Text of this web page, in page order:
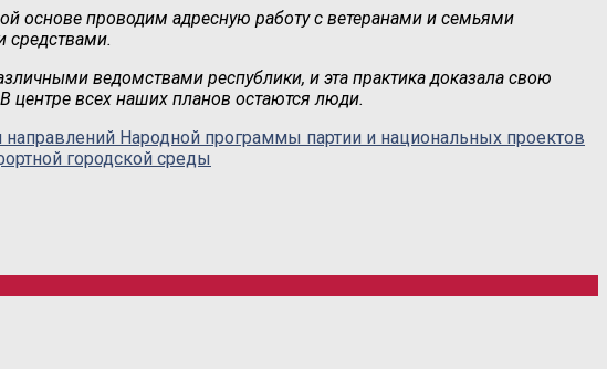
основе проводим адресную работу с ветеранами и семьями
средствами.
ведомствами республики, и эта практика доказала свою
всех наших планов остаются люди.
Народной программы партии и национальных проектов
городской среды